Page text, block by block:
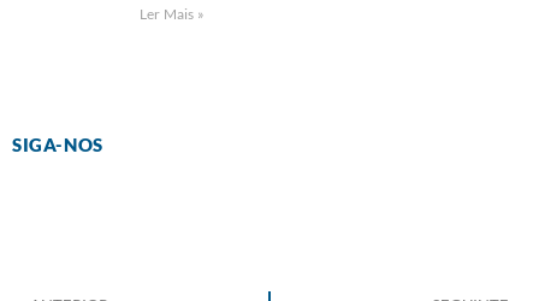
Ler Mais »
SIGA-NOS